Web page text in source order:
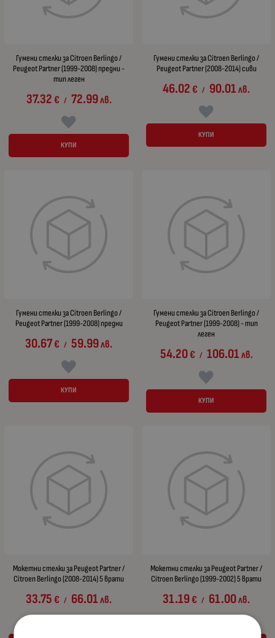
Гумени стелки за Citroen Berlingo /
Peugeot Partner (1999-2008) предни -
тип леген
37.32€ / 72.99лв.
КУПИ
Гумени стелки за Citroen Berlingo /
Peugeot Partner (2008-2014) сиви
46.02€ / 90.01лв.
КУПИ
Гумени стелки за Citroen Berlingo /
Peugeot Partner (1999-2008) предни
30.67€ / 59.99лв.
КУПИ
Гумени стелки за Citroen Berlingo /
Peugeot Partner (1999-2008) - тип
леген
54.20€ / 106.01лв.
КУПИ
Мокетни стелки за Peugeot Partner /
Citroen Berlingo (2008-2014) 5 врати
33.75€ / 66.01лв.
Мокетни стелки за Peugeot Partner /
Citroen Berlingo (1999-2002) 5 врати
31.19€ / 61.00лв.